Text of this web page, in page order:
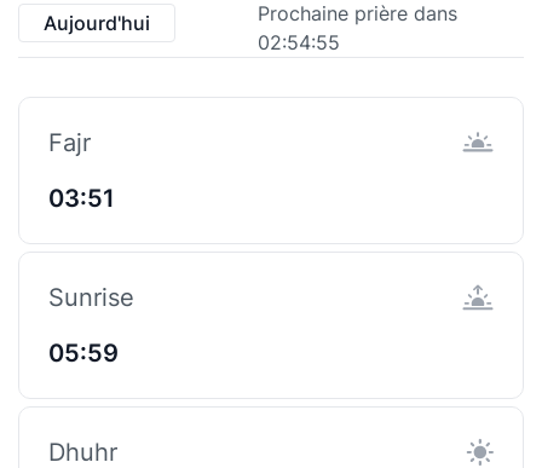
Aujourd'hui
Prochaine prière dans
02:54:55
Fajr
03:51
Sunrise
05:59
Dhuhr